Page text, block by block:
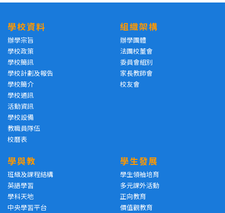
學校資料
辦學宗旨
學校政策
學校簡訊
學校計劃及報告
學校簡介
學校通訊
活動資訊
學校設備
教職員隊伍
校曆表
組織架構
辦學團體
法團校董會
委員會組別
家長教師會
校友會
學與教
班級及課程結構
英語學習
學科天地
中央學習平台
學生發展
學生領袖培育
多元課外活動
正向教育
價值觀教育